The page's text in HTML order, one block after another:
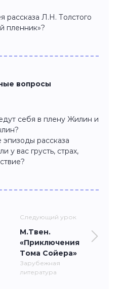
рассказа Л.Н. Толстого
пленник»?
вопросы
себя в плену Жилин и
эпизоды рассказа
у вас грусть, страх,
Следующий урок
М.Твен.
«Приключения
Тома Сойера»
Зарубежная
литература